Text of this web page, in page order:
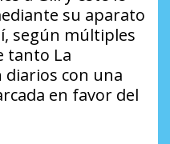
su aparato
según múltiples
tanto La
diarios con una
en favor del